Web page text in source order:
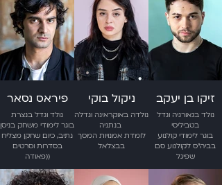
פיראס נסאר
נולד וגדל בנצרת
בוגר לימודי משחק בניסן
נתיב, כיום שחקן מצליח
בסדרות וסרטים
(פאודה)
ניקול בוקי
נולדה באוקראינה וגדלה
לומדת אמנויות המסך
בבצלאל
זיקו בן יעקב
נולד בגאורגיה וגדל
בטביליסי
בוגר לימודי קולנוע
בביה"ס לקולנוע סם
שפיגל